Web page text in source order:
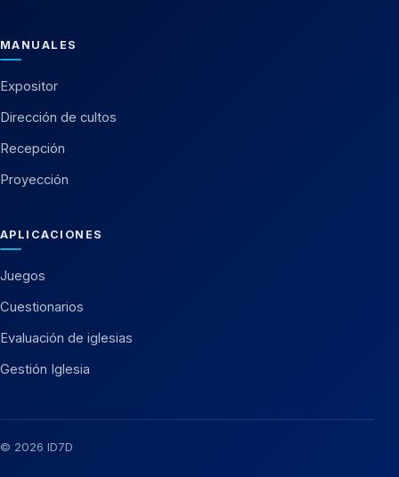
MANUALES
Expositor
Dirección de cultos
Recepción
Proyección
APLICACIONES
Juegos
Cuestionarios
Evaluación de iglesias
Gestión Iglesia
© 2026 ID7D